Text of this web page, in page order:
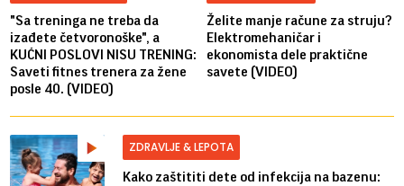
"Sa treninga ne treba da
izađete četvoronoške", a
KUĆNI POSLOVI NISU TRENING:
Saveti fitnes trenera za žene
posle 40. (VIDEO)
Želite manje račune za struju?
Elektromehaničar i
ekonomista dele praktične
savete (VIDEO)
ZDRAVLJE & LEPOTA
Kako zaštititi dete od infekcija na bazenu: